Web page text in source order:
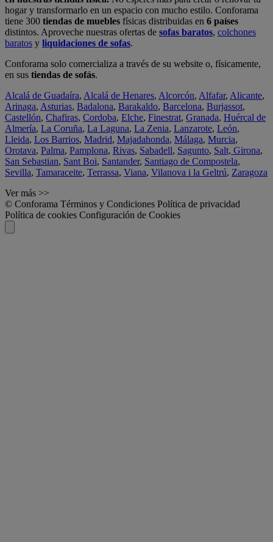
hogar y transformarlo en un espacio con mucho estilo. Conforama
tiene 300 tiendas de muebles físicas distribuidas en 6 países
distintos. Aproveche nuestras ofertas de sofas baratos, colchones
baratos y liquidaciones de sofas.
Conforama solo comercializa a través de su website o, físicamente,
en sus tiendas de sofás.
Alcalá de Guadaíra, Alcalá de Henares, Alcorcón, Alfafar, Alicante,
Arinaga, Asturias, Badalona, Barakaldo, Barcelona, Burjassot,
Castellón, Chafiras, Cordoba, Elche, Finestrat, Granada, Huércal de
Almería, La Coruña, La Laguna, La Zenia, Lanzarote, León,
Lleida, Los Barrios, Madrid, Majadahonda, Málaga, Murcia,
Orotava, Palma, Pamplona, Rivas, Sabadell, Sagunto, Salt, Girona,
San Sebastian, Sant Boi, Santander, Santiago de Compostela,
Sevilla, Tamaraceite, Terrassa, Viana, Vilanova i la Geltrú, Zaragoza
Ver más >>
© Conforama Términos y Condiciones Política de privacidad
Política de cookies Configuración de Cookies